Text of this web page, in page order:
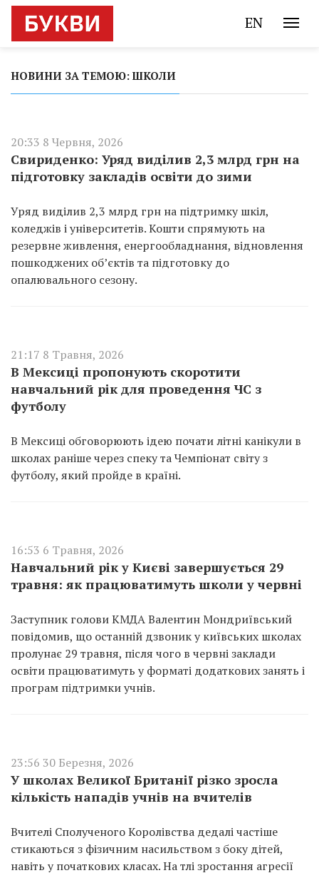
EN
НОВИНИ ЗА ТЕМОЮ: ШКОЛИ
20:33 8 Червня, 2026
Свириденко: Уряд виділив 2,3 млрд грн на
підготовку закладів освіти до зими
Уряд виділив 2,3 млрд грн на підтримку шкіл,
коледжів і університетів. Кошти спрямують на
резервне живлення, енергообладнання, відновлення
пошкоджених об’єктів та підготовку до
опалювального сезону.
21:17 8 Травня, 2026
В Мексиці пропонують скоротити
навчальний рік для проведення ЧС з
футболу
В Мексиці обговорюють ідею почати літні канікули в
школах раніше через спеку та Чемпіонат світу з
футболу, який пройде в країні.
16:53 6 Травня, 2026
Навчальний рік у Києві завершується 29
травня: як працюватимуть школи у червні
Заступник голови КМДА Валентин Мондриївський
повідомив, що останній дзвоник у київських школах
пролунає 29 травня, після чого в червні заклади
освіти працюватимуть у форматі додаткових занять і
програм підтримки учнів.
23:56 30 Березня, 2026
У школах Великої Британії різко зросла
кількість нападів учнів на вчителів
Вчителі Сполученого Королівства дедалі частіше
стикаються з фізичним насильством з боку дітей,
навіть у початкових класах. На тлі зростання агресії